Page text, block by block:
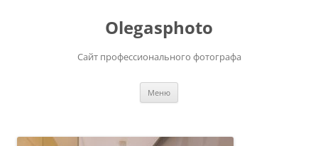
Olegasphoto
Сайт профессионального фотографа
Меню